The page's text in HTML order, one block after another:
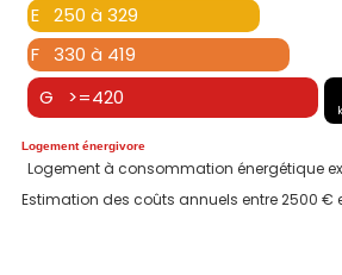
E 250 à 329
F 330 à 419
G >=420
Logement énergivore
Logement à consommation énergétique
Estimation des coûts annuels entre 2500 €